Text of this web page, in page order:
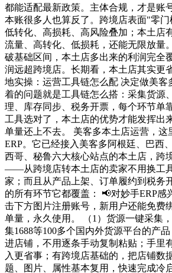
都能适配最新政策。主体合规，才是账
本账很多人也算反了。跨境店表面"零门
低转化、高损耗、高风险叠加；本土店
流量、高转化、低损耗，还能无限放量
破基础区间，本土店多出来的利润完全
润远超跨境店。长期看，本土店其实更
地实操：运营工具链怎么配 决定做美客
着的问题就是工具链怎么搭：采集货源
理、库存同步、税务开票，每个环节单
工具选对了，本土店的优势才能发挥出
单量还上不去。 美客多本土店运营，这
ERP。它已经接入美客多阿根廷、巴西
西哥、秘鲁六大核心站点的本土店，跨
——从跨境店转本土店的卖家不用换工
家；而且从产品上架、订单履约到税务
的所有环节它都覆盖： 📢对妙手ERP感
击下方图片注册账号，新用户还能免费
单量，永久使用。 （1）货源一键采集
集1688等100多个国内外货源平台的产
进店铺，不用逐条手动复制粘贴；手里
入更省事；有跨境店基础的，把店铺数
题、图片、属性基本复用，快速完成冷